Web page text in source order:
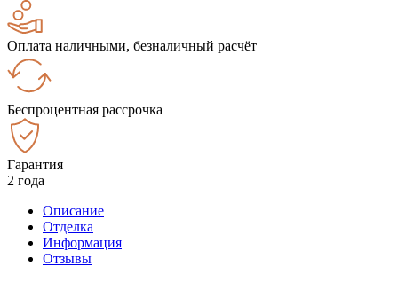
Оплата наличными, безналичный расчёт
Беспроцентная рассрочка
Гарантия
2 года
Описание
Отделка
Информация
Отзывы